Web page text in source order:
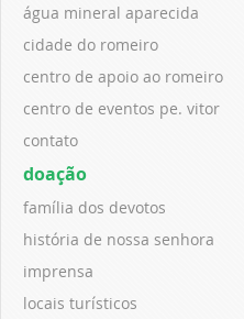
água mineral aparecida
cidade do romeiro
centro de apoio ao romeiro
centro de eventos pe. vitor
contato
doação
família dos devotos
história de nossa senhora
imprensa
locais turísticos